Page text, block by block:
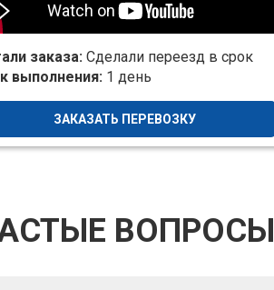
заказа: Сделали переезд в срок
выполнения: 1 день
ЗАКАЗАТЬ ПЕРЕВОЗКУ
ВОПРОСЫ